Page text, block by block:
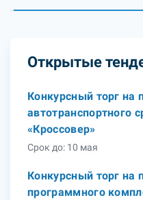
Открытые
Конкурсный торг на
автотранспортного
«Кроссовер»
Срок до: 10 мая
Конкурсный торг на
программного